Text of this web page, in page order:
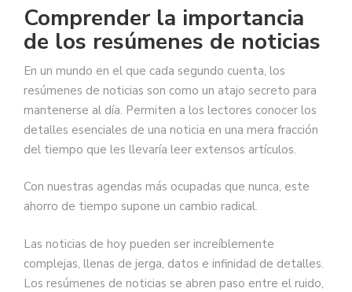
Comprender la importancia
de los resúmenes de noticias
En un mundo en el que cada segundo cuenta, los
resúmenes de noticias son como un atajo secreto para
mantenerse al día. Permiten a los lectores conocer los
detalles esenciales de una noticia en una mera fracción
del tiempo que les llevaría leer extensos artículos.
Con nuestras agendas más ocupadas que nunca, este
ahorro de tiempo supone un cambio radical.
Las noticias de hoy pueden ser increíblemente
complejas, llenas de jerga, datos e infinidad de detalles.
Los resúmenes de noticias se abren paso entre el ruido,